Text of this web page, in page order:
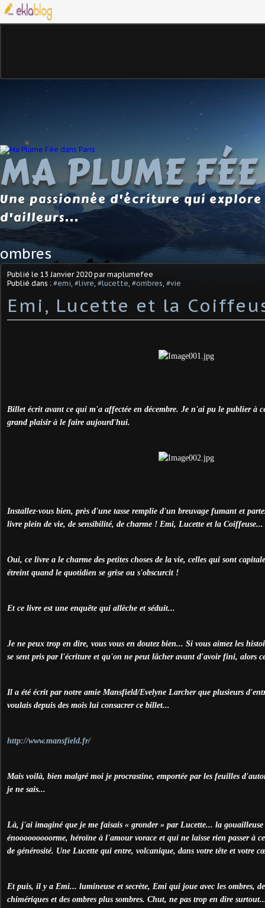
MA PLUME
Une passionnée d'écriture qui
d'ailleurs...
ombres
Publié le 13 Janvier 2020 par maplumefee
Publié dans : #emi #livre #lucette #ombres #vie
Emi, Lucette et la
Billet écrit avant ce qui m'a affectée en décembre. Je n'ai pu le publier à
grand plaisir à le faire aujourd'hui.
Installez-vous bien, près d'une tasse remplie d'un breuvage fumant et
livre plein de vie, de sensibilité, de charme ! Emi, Lucette et la Coiffeuse...
Oui, ce livre a le charme des petites choses de la vie, celles qui sont
étreint quand le quotidien se grise ou s'obscurcit !
Et ce livre est une enquête qui allèche et séduit...
Je ne peux trop en dire, vous vous en doutez bien... Si vous aimez les
se sent pris par l'écriture et qu'on ne peut lâcher avant d'avoir fini, alors
Il a été écrit par notre amie Mansfield/Evelyne Larcher que plusieurs
voulais depuis des mois lui consacrer ce billet...
http://www.mansfield.fr/
Mais voilà, bien malgré moi je procrastine, emportée par les feuilles
je ne sais...
Là, j'ai imaginé que je me faisais « gronder » par Lucette... la
énooooooooorme, héroïne à l'amour vorace et qui ne laisse rien passer à
de générosité. Une Lucette qui entre, volcanique, dans votre tête et votre
Et puis, il y a Emi... lumineuse et secrète, Emi qui joue avec les ombres,
chimériques et des ombres plus sombres. Chut, ne pas trop en dire